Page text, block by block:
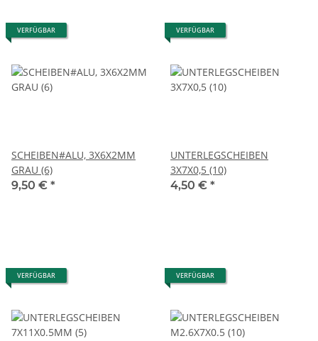
VERFÜGBAR
SCHEIBEN#ALU, 3X6X2MM
GRAU (6)
9,50 € *
VERFÜGBAR
UNTERLEGSCHEIBEN
3X7X0,5 (10)
4,50 € *
VERFÜGBAR VERFÜGBAR